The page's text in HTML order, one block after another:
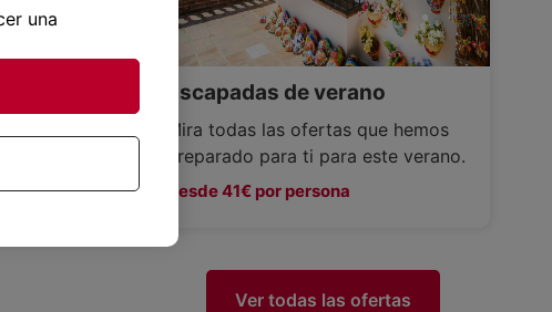
Escapadas de verano
Mira todas las ofertas que hemos
preparado para ti para este verano.
Desde 41€ por persona
Ver todas las ofertas
una